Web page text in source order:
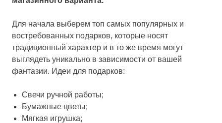
Для начала выберем топ самых популярных и
востребованных подарков, которые носят
традиционный характер и в то же время могут
выглядеть уникально в зависимости от вашей
фантазии. Идеи для подарков:
Свечи ручной работы;
Бумажные цветы;
Мягкая игрушка;